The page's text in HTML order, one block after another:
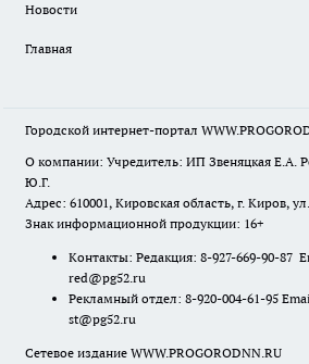
Новости
Главная
Городской интернет-портал
О компании: Учредитель: ИП Звеняцкая Е.А.
Ю.Г.
Адрес: 610001, Кировская область, г. Киров,
Знак информационной продукции: 16+
Контакты: Редакция: 8-927-669-90-87
red@pg52.ru
Рекламный отдел: 8-920-004-61-95
st@pg52.ru
Сетевое издание WWW.PROGORODNN.RU